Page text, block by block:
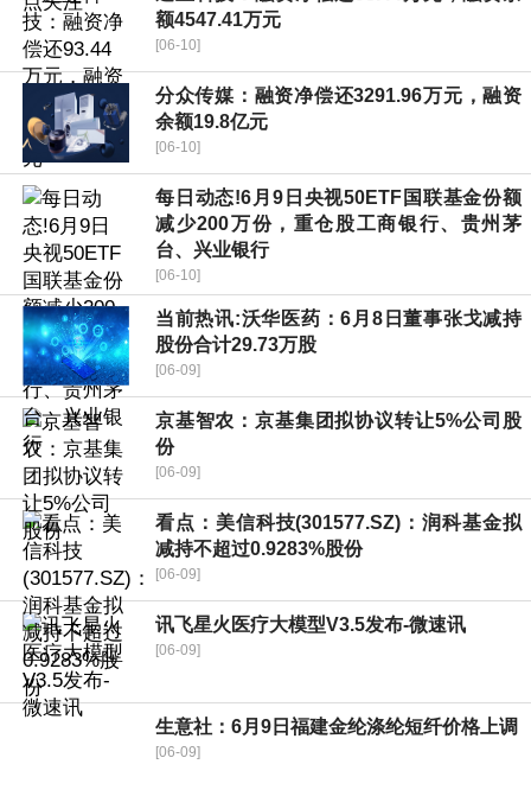
额4547.41万元
[06-10]
分众传媒：融资净偿还3291.96万元，融资
余额19.8亿元
[06-10]
每日动态!6月9日央视50ETF国联基金份额
减少200万份，重仓股工商银行、贵州茅
台、兴业银行
[06-10]
当前热讯:沃华医药：6月8日董事张戈减持
股份合计29.73万股
[06-09]
京基智农：京基集团拟协议转让5%公司股
份
[06-09]
看点：美信科技(301577.SZ)：润科基金拟
减持不超过0.9283%股份
[06-09]
讯飞星火医疗大模型V3.5发布-微速讯
[06-09]
生意社：6月9日福建金纶涤纶短纤价格上调
[06-09]